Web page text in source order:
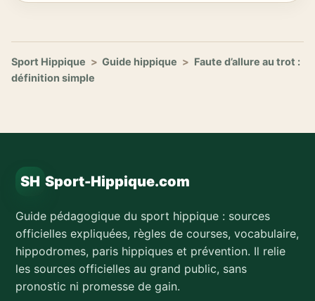
Sport Hippique > Guide hippique > Faute d’allure au trot :
définition simple
SH Sport-Hippique.com
Guide pédagogique du sport hippique : sources
officielles expliquées, règles de courses, vocabulaire,
hippodromes, paris hippiques et prévention. Il relie
les sources officielles au grand public, sans
pronostic ni promesse de gain.